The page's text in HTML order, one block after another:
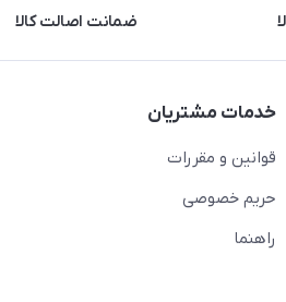
ضمانت اصالت کالا
خدمات مشتریان
قوانین و مقررات
حریم خصوصی
راهنما